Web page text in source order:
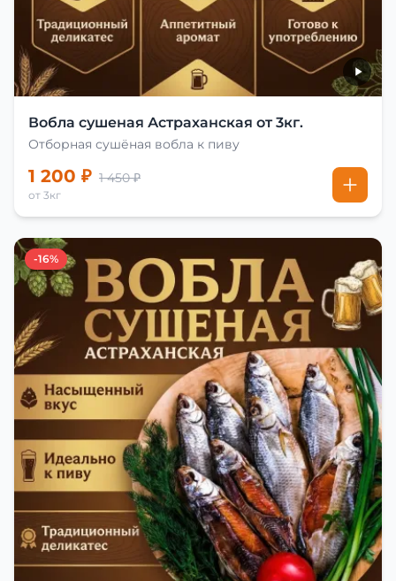
Вобла сушеная Астраханская от 3кг.
Отборная сушёная вобла к пиву
1 200 ₽ 1 450 ₽
от 3кг
-16%